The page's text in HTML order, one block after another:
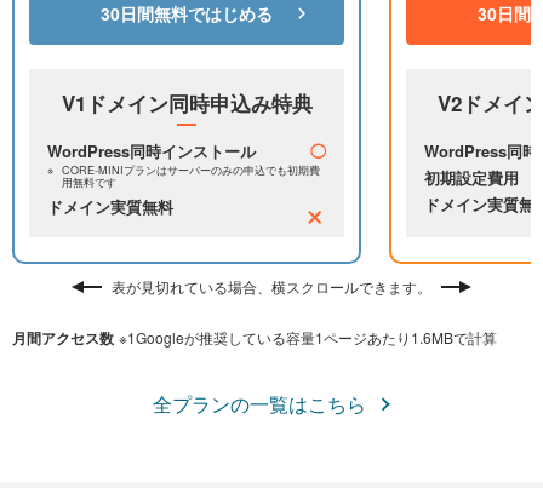
30日間無料ではじめる
V1ドメイン同時申込み特典
WordPress同時インストール ◯
CORE-MINIプランはサーバーのみの申込でも初期費
用無料です
ドメイン実質無料 ×
30日間
V2ドメイ
WordPress同時
初期設定費用
ドメイン実質無
表が見切れている場合、横スクロールできます。
月間アクセス数 ※1Googleが推奨している容量1ページあたり1.6MBで計算
全プランの一覧はこちら